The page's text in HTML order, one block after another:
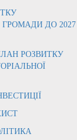
ГРОМАДИ ДО 2027
РОЗВИТКУ